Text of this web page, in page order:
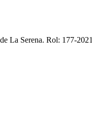
La Serena. Rol: 177-2021